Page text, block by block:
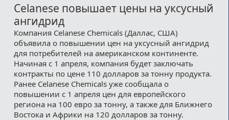
Пользовательское соглашение
Медиакит
Контакты
Celanese повышает цены на уксусный
ангидрид
Компания Celanese Chemicals (Даллас, США)
объявила о повышении цен на уксусный ангидрид
для потребителей на американском континенте.
Начиная с 1 апреля, компания будет заключать
контракты по цене 110 долларов за тонну продукта.
Ранее Celanese Chemicals уже сообщала о
повышении с 1 апреля цен для европейского
региона на 100 евро за тонну, а также для Ближнего
Востока и Африки на 120 долларов за тонну.